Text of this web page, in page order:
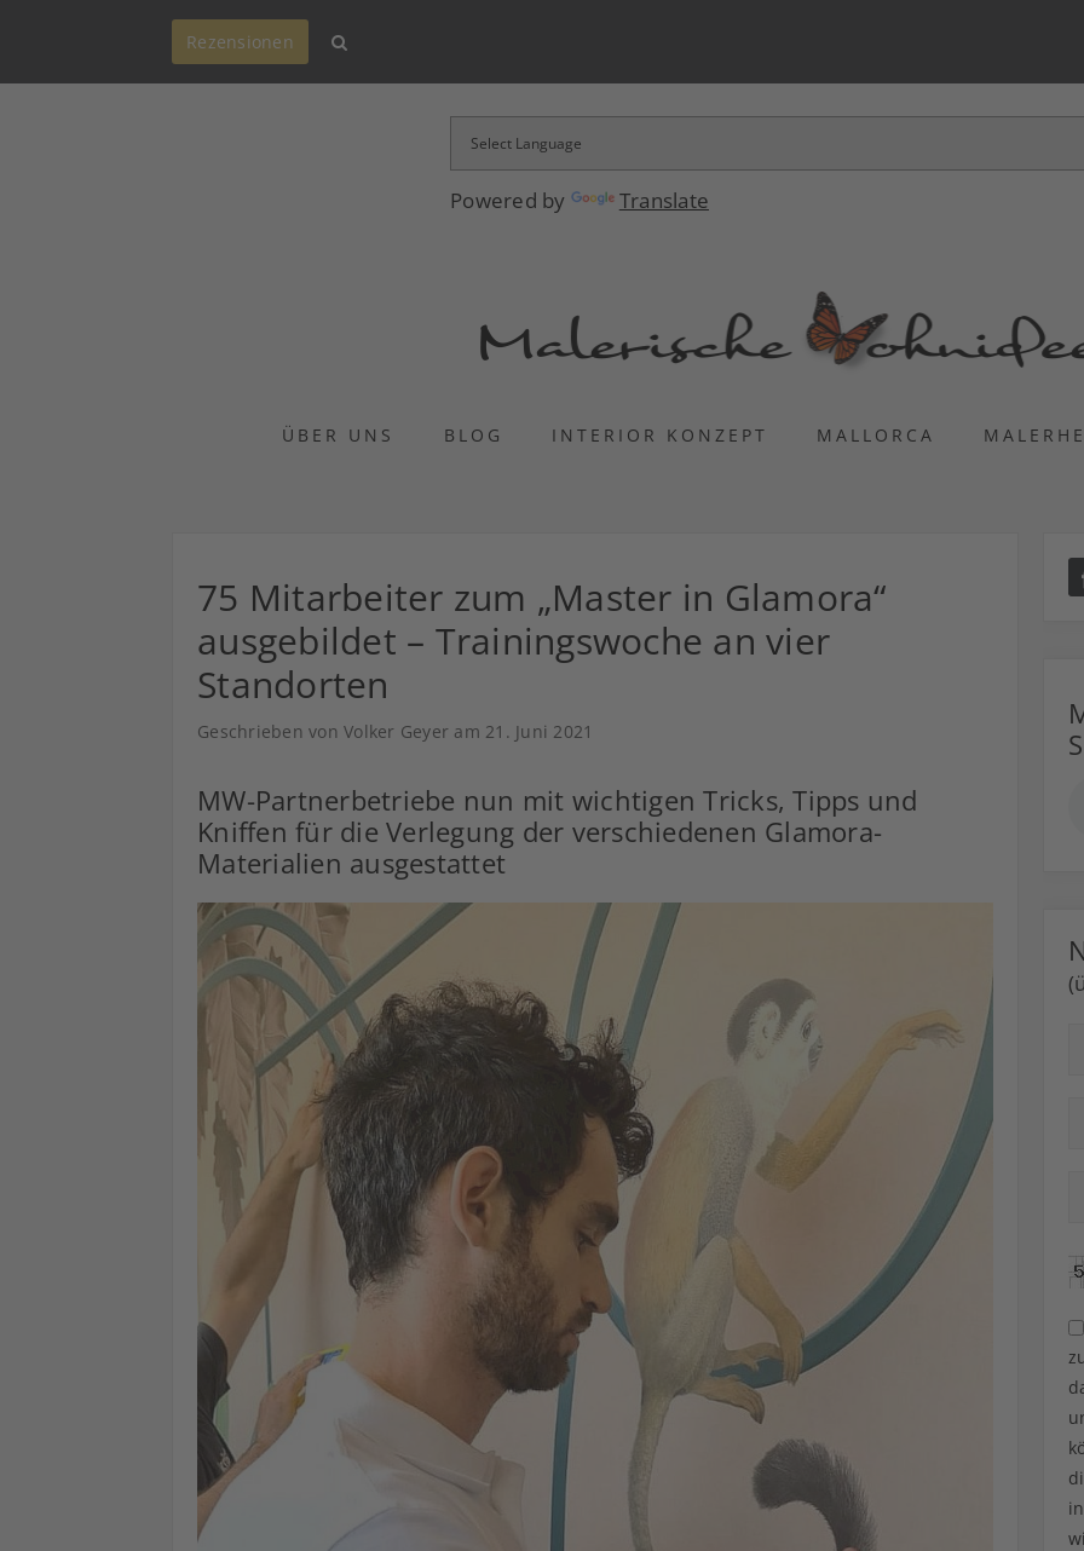
Powered by Translate
Rezensionen
ÜBER UNS BLOG INTERIOR KONZEPT MALLORCA
75 Mitarbeiter zum „Master in Glamora“
ausgebildet – Trainingswoche an vier
Standorten
Geschrieben von Volker Geyer am 21. Juni 2021
MW-Partnerbetriebe nun mit wichtigen Tricks, Tipps und
Kniffen für die Verlegung der verschiedenen Glamora-
Materialien ausgestattet